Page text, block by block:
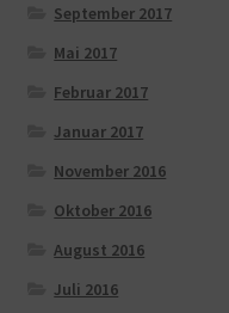
September 2017
Mai 2017
Februar 2017
Januar 2017
November 2016
Oktober 2016
August 2016
Juli 2016